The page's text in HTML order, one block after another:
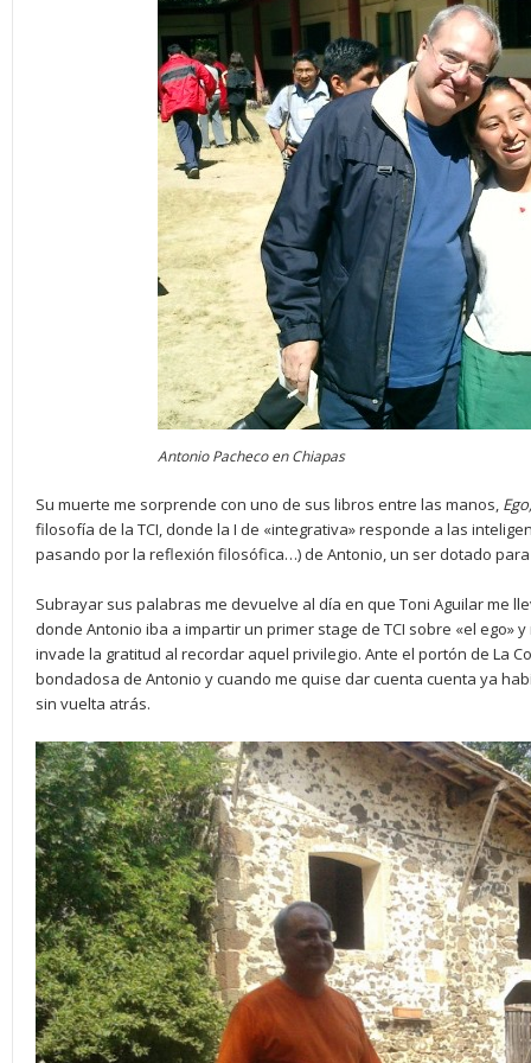
Antonio Pacheco en Chiapas
Su muerte me sorprende con uno de sus libros entre las manos,
filosofía de la TCI, donde la I de «integrativa» responde a las
pasando por la reflexión filosófica…) de Antonio, un ser dotado
Subrayar sus palabras me devuelve al día en que Toni Aguilar me
donde Antonio iba a impartir un primer stage de TCI sobre «el ego»
invade la gratitud al recordar aquel privilegio. Ante el portón de La
bondadosa de Antonio y cuando me quise dar cuenta cuenta ya
sin vuelta atrás.